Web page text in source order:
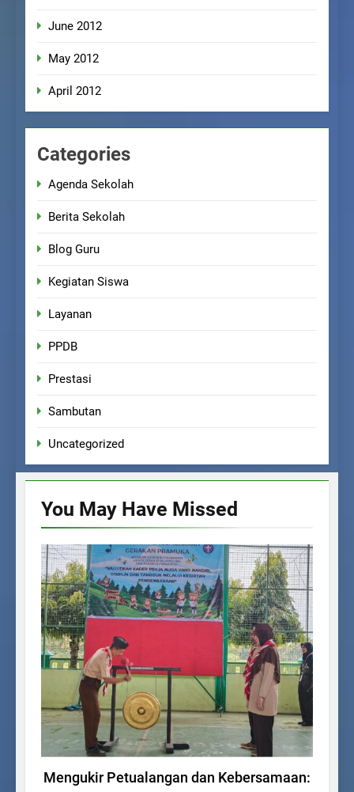
June 2012
May 2012
April 2012
Categories
Agenda Sekolah
Berita Sekolah
Blog Guru
Kegiatan Siswa
Layanan
PPDB
Prestasi
Sambutan
Uncategorized
You May Have Missed
KEGIATAN SISWA
Mengukir Petualangan dan Kebersamaan: